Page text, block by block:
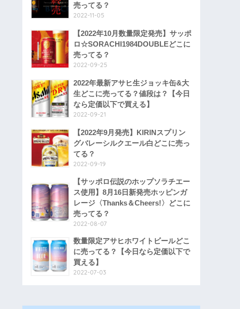
売ってる？
2022-11-05
【2022年10月数量限定発売】サッポ
ロ☆SORACHI1984DOUBLEどこに
売ってる？
2022-09-25
2022年最新アサヒ生ジョッキ缶&大
生どこに売ってる？値段は？【今日
なら定価以下で買える】
2022-09-21
【2022年9月発売】KIRINスプリン
グバレーシルクエール白どこに売っ
てる？
2022-09-19
【サッポロ伝説のホップソラチエー
ス使用】8月16日新発売ホッピンガ
レージ〈Thanks＆Cheers!〉どこに
売ってる？
2022-08-07
数量限定アサヒホワイトビールどこ
に売ってる？【今日なら定価以下で
買える】
2022-07-03